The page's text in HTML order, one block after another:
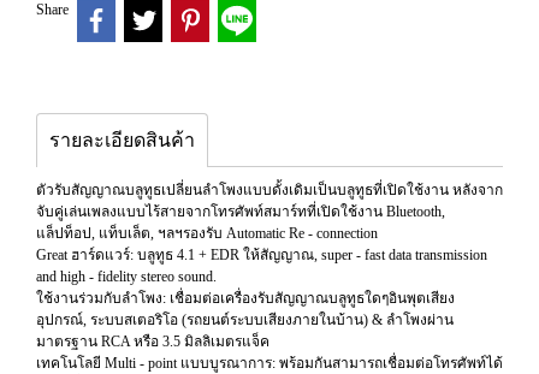
Share
รายละเอียดสินค้า
ตัวรับสัญญาณบลูทูธเปลี่ยนลำโพงแบบดั้งเดิมเป็นบลูทูธที่เปิดใช้งาน หลังจาก
จับคู่เล่นเพลงแบบไร้สายจากโทรศัพท์สมาร์ทที่เปิดใช้งาน Bluetooth,
แล็ปท็อป, แท็บเล็ต, ฯลฯรองรับ Automatic Re - connection
Great ฮาร์ดแวร์: บลูทูธ 4.1 + EDR ให้สัญญาณ, super - fast data transmission
and high - fidelity stereo sound.
ใช้งานร่วมกับลำโพง: เชื่อมต่อเครื่องรับสัญญาณบลูทูธใดๆอินพุตเสียง
อุปกรณ์, ระบบสเตอริโอ (รถยนต์ระบบเสียงภายในบ้าน) & ลำโพงผ่าน
มาตรฐาน RCA หรือ 3.5 มิลลิเมตรแจ็ค
เทคโนโลยี Multi - point แบบบูรณาการ: พร้อมกันสามารถเชื่อมต่อโทรศัพท์ได้